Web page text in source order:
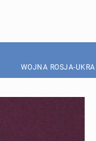
WOJNA ROSJA-